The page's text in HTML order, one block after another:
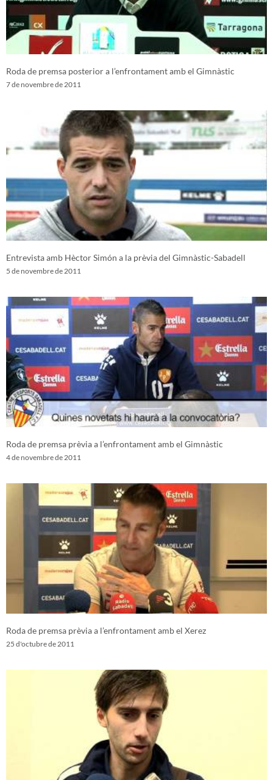
Roda de premsa posterior a l’enfrontament amb el Gimnàstic
7 de novembre de 2011
Entrevista amb Hèctor Simón a la prèvia del Gimnàstic-Sabadell
5 de novembre de 2011
Roda de premsa prèvia a l’enfrontament amb el Gimnàstic
4 de novembre de 2011
Roda de premsa prèvia a l’enfrontament amb el Xerez
25 d'octubre de 2011